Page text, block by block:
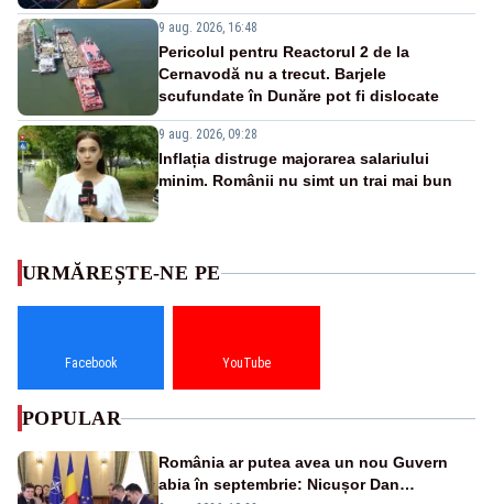
9 aug. 2026, 16:48
Pericolul pentru Reactorul 2 de la
Cernavodă nu a trecut. Barjele
scufundate în Dunăre pot fi dislocate
9 aug. 2026, 09:28
Inflația distruge majorarea salariului
minim. Românii nu simt un trai mai bun
URMĂREȘTE-NE PE
Facebook YouTube
POPULAR
România ar putea avea un nou Guvern
abia în septembrie: Nicușor Dan